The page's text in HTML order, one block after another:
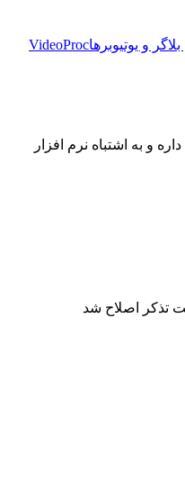
و یوتیوبرهاVideoProc
و به اشتباه نرم افزار
تذکر اصلاح شد